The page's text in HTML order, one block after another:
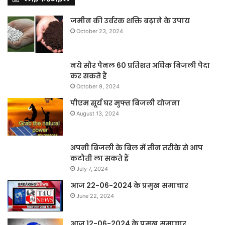
जमीन की उर्वरक शक्ति बढ़ाने के उपाय
October 23, 2024
नये सौर पैनल 60 प्रतिशत अधिक बिजली पैदा
कर सकते हैं
October 9, 2024
पीएम सूर्य घर मुफ्त बिजली योजना
August 13, 2024
अपनी बिजली के बिल में तीन तरीके से आप
कटौती ला सकते हैं
July 7, 2024
आज 22-06-2024 के प्रमुख समाचार
June 22, 2024